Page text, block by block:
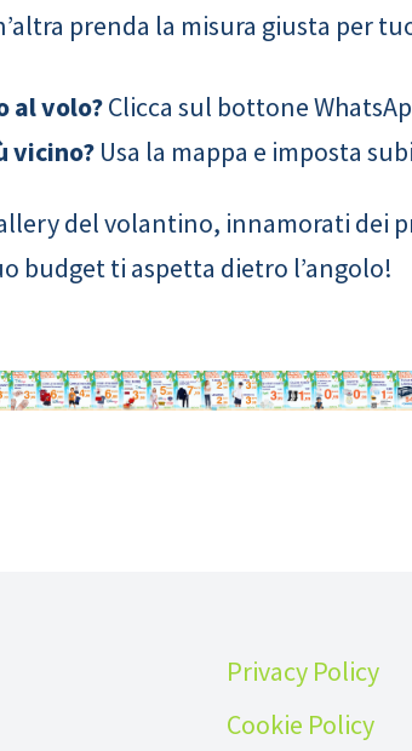
prenda la misura giusta per
al volo?Clicca sul bottone
vicino? Usa la mappa e imposta
del volantino, innamorati dei
budget ti aspetta dietro l’angolo!
Privacy Policy
Cookie Policy